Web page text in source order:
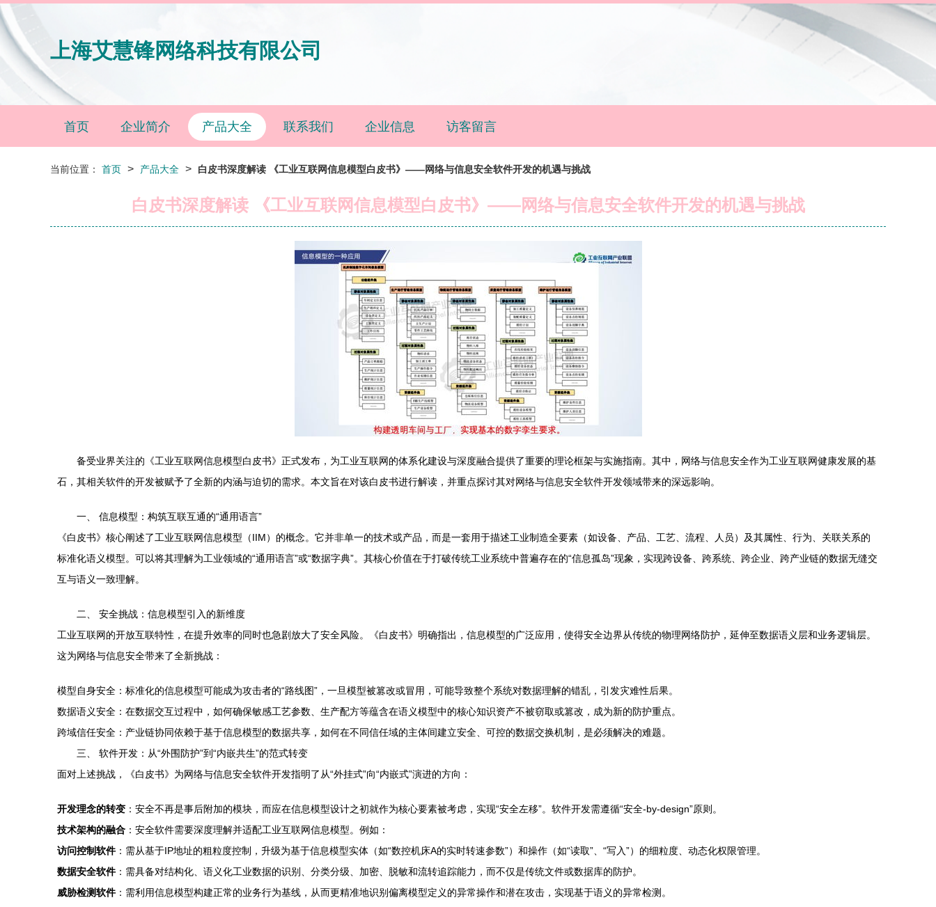
上海艾慧锋网络科技有限公司
首页 企业简介 产品大全 联系我们 企业信息 访客留言
当前位置： 首页 > 产品大全 > 白皮书深度解读 《工业互联网信息模型白皮书》——网络与信息安全软件开发的机遇与挑战
白皮书深度解读 《工业互联网信息模型白皮书》——网络与信息安全软件开发的机遇与挑战
备受业界关注的《工业互联网信息模型白皮书》正式发布，为工业互联网的体系化建设与深度融合提供了重要的理论框架与实施指南。其中，网络与信息安全作为工业互联网健康发展的基
石，其相关软件的开发被赋予了全新的内涵与迫切的需求。本文旨在对该白皮书进行解读，并重点探讨其对网络与信息安全软件开发领域带来的深远影响。
一、 信息模型：构筑互联互通的“通用语言”
《白皮书》核心阐述了工业互联网信息模型（IIM）的概念。它并非单一的技术或产品，而是一套用于描述工业制造全要素（如设备、产品、工艺、流程、人员）及其属性、行为、关联关系的
标准化语义模型。可以将其理解为工业领域的“通用语言”或“数据字典”。其核心价值在于打破传统工业系统中普遍存在的“信息孤岛”现象，实现跨设备、跨系统、跨企业、跨产业链的数据无缝交
互与语义一致理解。
二、 安全挑战：信息模型引入的新维度
工业互联网的开放互联特性，在提升效率的同时也急剧放大了安全风险。《白皮书》明确指出，信息模型的广泛应用，使得安全边界从传统的物理网络防护，延伸至数据语义层和业务逻辑层。
这为网络与信息安全带来了全新挑战：
模型自身安全：标准化的信息模型可能成为攻击者的“路线图”，一旦模型被篡改或冒用，可能导致整个系统对数据理解的错乱，引发灾难性后果。
数据语义安全：在数据交互过程中，如何确保敏感工艺参数、生产配方等蕴含在语义模型中的核心知识资产不被窃取或篡改，成为新的防护重点。
跨域信任安全：产业链协同依赖于基于信息模型的数据共享，如何在不同信任域的主体间建立安全、可控的数据交换机制，是必须解决的难题。
三、 软件开发：从“外围防护”到“内嵌共生”的范式转变
面对上述挑战，《白皮书》为网络与信息安全软件开发指明了从“外挂式”向“内嵌式”演进的方向：
开发理念的转变 ：安全不再是事后附加的模块，而应在信息模型设计之初就作为核心要素被考虑，实现“安全左移”。软件开发需遵循“安全-by-design”原则。
技术架构的融合 ：安全软件需要深度理解并适配工业互联网信息模型。例如：
访问控制软件：需从基于IP地址的粗粒度控制，升级为基于信息模型实体（如“数控机床A的实时转速参数”）和操作（如“读取”、“写入”）的细粒度、动态化权限管理。
数据安全软件：需具备对结构化、语义化工业数据的识别、分类分级、加密、脱敏和流转追踪能力，而不仅是传统文件或数据库的防护。
威胁检测软件：需利用信息模型构建正常的业务行为基线，从而更精准地识别偏离模型定义的异常操作和潜在攻击，实现基于语义的异常检测。